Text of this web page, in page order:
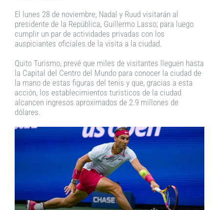
El lunes 28 de noviembre, Nadal y Ruud visitarán al
presidente de la República, Guillermo Lasso; para luego
cumplir un par de actividades privadas con los
auspiciantes oficiales de la visita a la ciudad.
Quito Turismo, prevé que miles de visitantes lleguen hasta
la Capital del Centro del Mundo para conocer la ciudad de
la mano de estas figuras del tenis y que, gracias a esta
acción, los establecimientos turísticos de la ciudad
alcancen ingresos aproximados de 2.9 millones de
dólares.